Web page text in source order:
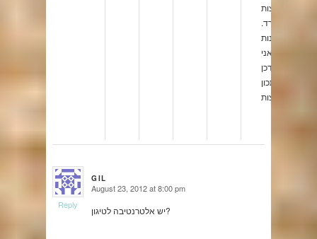
הקציצות
בנפרד.
בהזדמנות
אני
אעדכן
מתכון
GIL
says: August 23, 2012 at 8:00 pm
יש אלטרנטיבה לטיגון? Reply